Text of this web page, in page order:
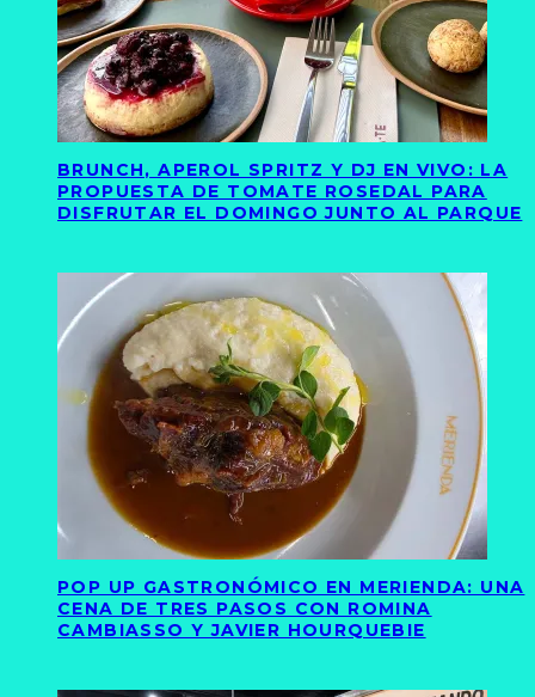
BRUNCH, APEROL SPRITZ Y DJ EN VIVO: LA
PROPUESTA DE TOMATE ROSEDAL PARA
DISFRUTAR EL DOMINGO JUNTO AL PARQUE
POP UP GASTRONÓMICO EN MERIENDA: UNA
CENA DE TRES PASOS CON ROMINA
CAMBIASSO Y JAVIER HOURQUEBIE